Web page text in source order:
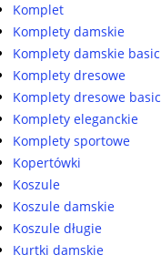
Komplet
Komplety damskie
Komplety damskie basic
Komplety dresowe
Komplety dresowe basic
Komplety eleganckie
Komplety sportowe
Kopertówki
Koszule
Koszule damskie
Koszule długie
Kurtki damskie